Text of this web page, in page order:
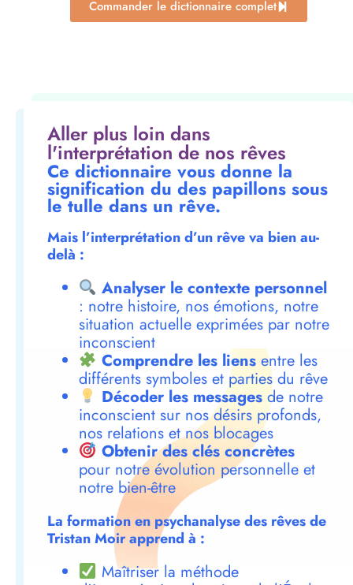
Commander le dictionnaire complet
Aller plus loin dans
l'interprétation de nos rêves
Ce dictionnaire vous donne la
signification du des papillons sous
le tulle dans un rêve.
Mais l’interprétation d’un rêve va bien au-
delà :
Analyser le contexte personnel
: notre histoire, nos émotions, notre
situation actuelle exprimées par notre
inconscient
Comprendre les liensentre les
différents symboles et parties du rêve
Décoder les messagesde notre
inconscient sur nos désirs profonds,
nos relations et nos blocages
Obtenir des clés concrètes
pour notre évolution personnelle et
notre bien-être
La formation en psychanalyse des rêves de
Tristan Moir apprend à :
Maîtriser la méthode